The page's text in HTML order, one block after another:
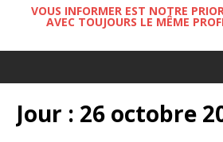
VOUS INFORMER EST NOTRE
AVEC TOUJOURS LE MÊME
Jour : 26 octobre